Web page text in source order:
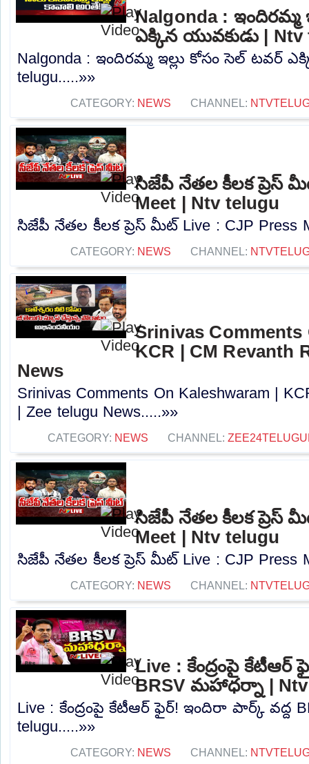
Nalgonda : ఇందిరమ్మ
ఎక్కిన యువకుడు | Ntv
Nalgonda : ఇందిరమ్మ ఇల్లు కోసం సెల్ టవర్
telugu.....»»
CATEGORY: NEWS CHANNEL:
సిజేపీ నేతల కీలక ప్రెస్
Meet | Ntv telugu
సిజేపీ నేతల కీలక ప్రెస్ మీట్ Live : CJP Press
CATEGORY: NEWS CHANNEL:
Srinivas Comments
KCR | CM Revanth
News
Srinivas Comments On Kaleshwaram |
| Zee telugu News.....»»
CATEGORY: NEWS CHANNEL:
సిజేపీ నేతల కీలక ప్రెస్
Meet | Ntv telugu
సిజేపీ నేతల కీలక ప్రెస్ మీట్ Live : CJP Press
CATEGORY: NEWS CHANNEL:
Live : కేంద్రంపై కేటీఆర్
BRSV మహాధర్నా |
Live : కేంద్రంపై కేటీఆర్ ఫైర్! ఇందిరా పార్క్ వద్ద
telugu.....»»
CATEGORY: NEWS CHANNEL: